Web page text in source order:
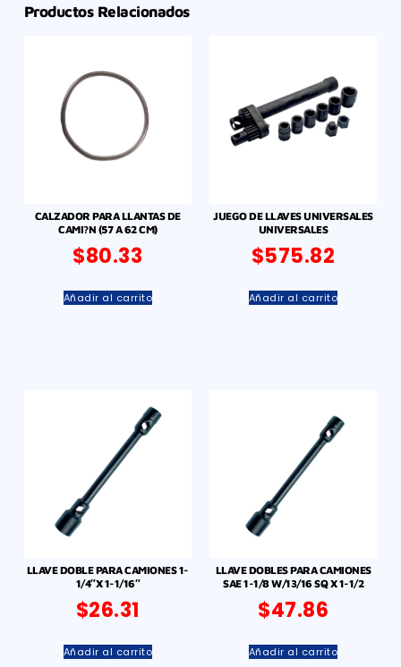
Productos Relacionados
CALZADOR PARA LLANTAS DE
CAMI?N (57 A 62 CM)
$80.33
Añadir al carrito
JUEGO DE LLAVES UNIVERSALES
UNIVERSALES
$575.82
Añadir al carrito
LLAVE DOBLE PARA CAMIONES 1-
1/4″X 1-1/16″
$26.31
Añadir al carrito
LLAVE DOBLES PARA CAMIONES
SAE 1-1/8 W/13/16 SQ X 1-1/2
$47.86
Añadir al carrito